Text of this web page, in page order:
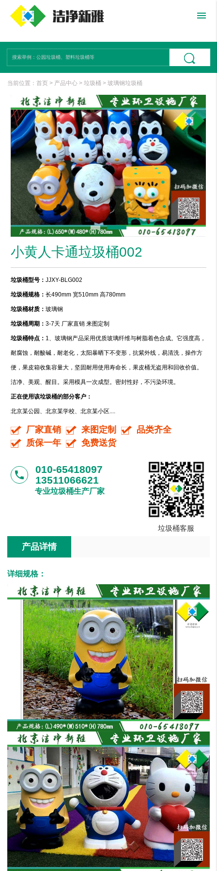
menu
当前位置： 首页> 产品中心> 垃圾桶 > 玻璃钢垃圾桶
小黄人卡通垃圾桶002
垃圾桶型号：JJXY-BLG002
垃圾桶规格：长490mm 宽510mm 高780mm
垃圾桶材质：玻璃钢
垃圾桶周期：3-7天 厂家直销 来图定制
垃圾桶特点： 1、玻璃钢产品采用优质玻璃纤维与树脂着色合成。它强度高，
耐腐蚀，耐酸碱，耐老化，太阳暴晒下不变形，抗紫外线，易清洗，操作方
便，果皮箱收集容量大，坚固耐用使用寿命长，果皮桶无盗用和回收价值。
洁净、美观、醒目。采用模具一次成型。密封性好，不污染环境。
正在使用该垃圾桶的部分客户：
北京某公园、北京某学校、北京某小区....
厂家直销 来图定制
品类齐全
质保一年
免费送货
phone
010-65418097
13511066621
专业垃圾桶生产厂家
垃圾桶客服
产品详情
详细规格：